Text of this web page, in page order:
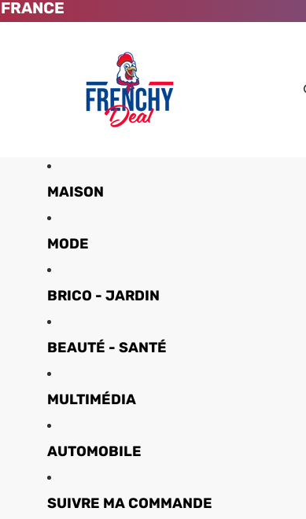
MAISON
MODE
BRICO - JARDIN
BEAUTÉ - SANTÉ
MULTIMÉDIA
AUTOMOBILE
SUIVRE MA COMMANDE